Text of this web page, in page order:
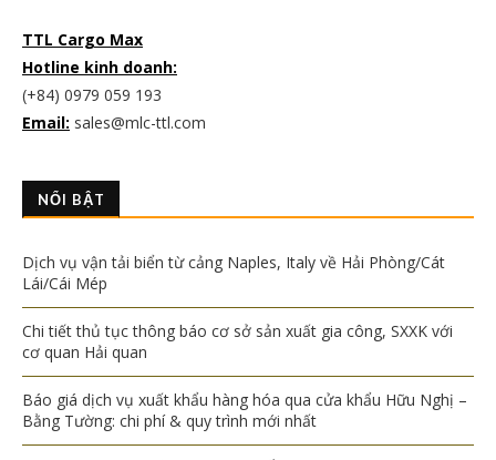
TTL Cargo Max
Hotline kinh doanh:
(+84) 0979 059 193
Email: sales@mlc-ttl.com
NỔI BẬT
Dịch vụ vận tải biển từ cảng Naples, Italy về Hải Phòng/Cát
Lái/Cái Mép
Chi tiết thủ tục thông báo cơ sở sản xuất gia công, SXXK với
cơ quan Hải quan
Báo giá dịch vụ xuất khẩu hàng hóa qua cửa khẩu Hữu Nghị –
Bằng Tường: chi phí & quy trình mới nhất